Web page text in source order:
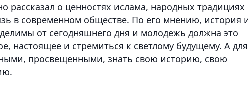
рассказал о ценностях ислама, народных традициях
в современном обществе. По его мнению, история
от сегодняшнего дня и молодежь должна это
настоящее и стремиться к светлому будущему. А для
просвещенными, знать свою историю, свою